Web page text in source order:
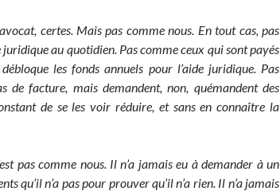
certes. Mais pas comme nous. En tout cas, pas
au quotidien. Pas comme ceux qui sont payés
les fonds annuels pour l’aide juridique. Pas
de facture, mais demandent, non, quémandent des
de se les voir réduire, et sans en connaître la
pas comme nous. Il n’a jamais eu à demander à un
qu’il n’a pas pour prouver qu’il n’a rien. Il n’a jamais